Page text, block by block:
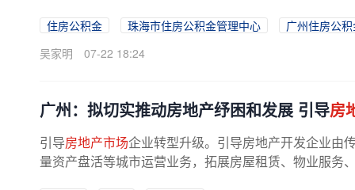
住房公积金 珠海市住房公积金管理中心
广州住房公
吴家明
07-22 18:24
广州：拟切实推动房地产纾困和发展 引导房
引导房地产市场企业转型升级。引导房地产开发企业由
量资产盘活等城市运营业务，拓展房屋租赁、物业服务